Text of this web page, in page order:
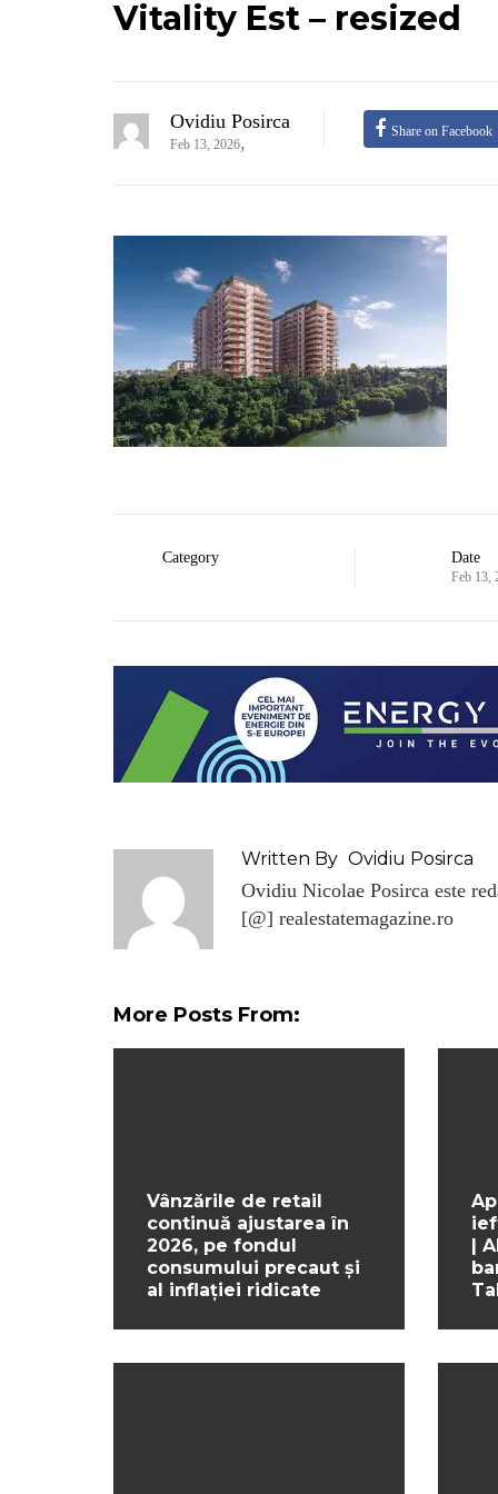
Vitality Est – resized
Ovidiu Posirca
Feb 13, 2026, Share on Facebook
Category Date
Feb 13,
Written By Ovidiu Posirca
Ovidiu Nicolae Posirca este
[@] realestatemagazine.ro
More Posts From:
Vânzările de retail
continuă ajustarea în
2026, pe fondul
consumului precaut și
al inflației ridicate
|